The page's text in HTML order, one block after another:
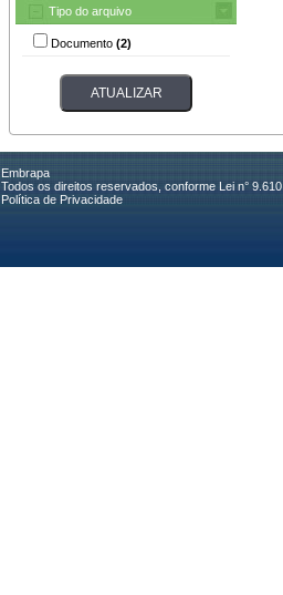
Tipo do arquivo
Documento (2)
Embrapa
Todos os direitos reservados, conforme Lei n° 9.610
Política de Privacidade